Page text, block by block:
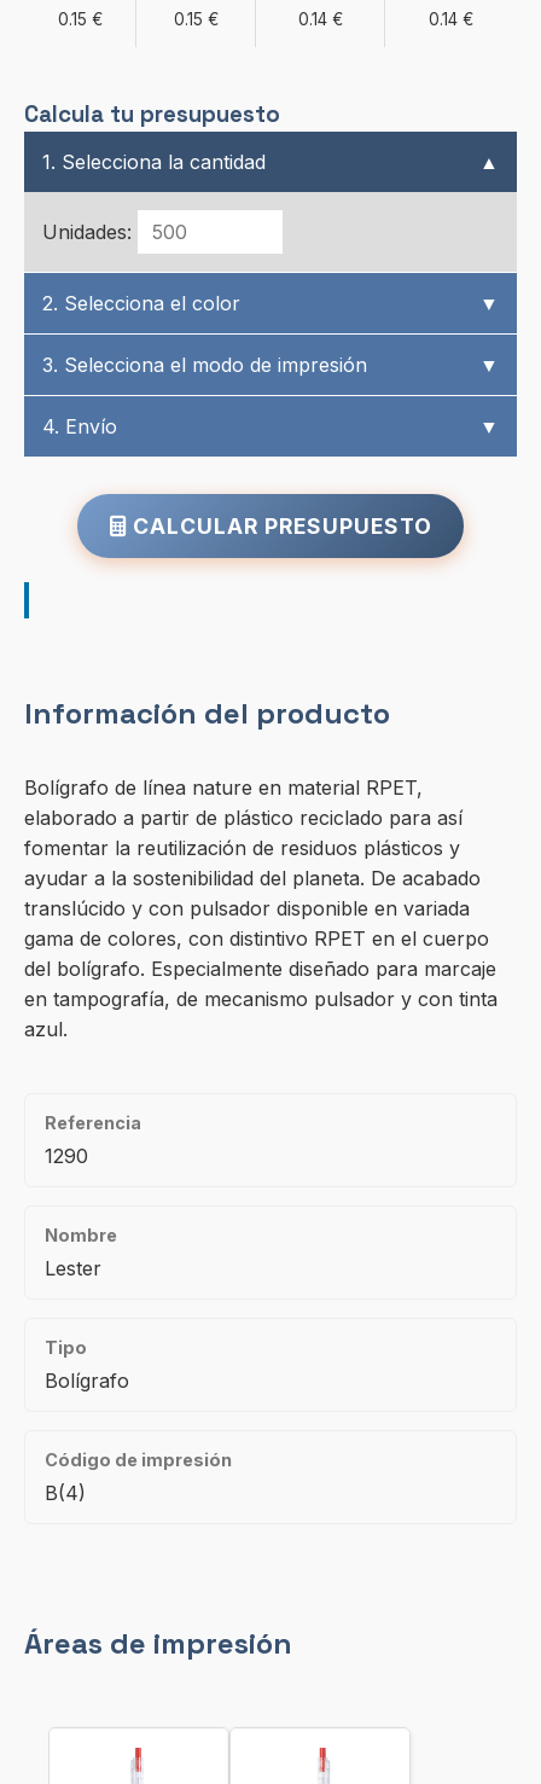
0.15 € 0.15 € 0.14 € 0.14 €
Calcula tu presupuesto
1. Selecciona la cantidad ▲
Unidades:
2. Selecciona el color ▼
3. Selecciona el modo de impresión ▼
4. Envío ▼
CALCULAR PRESUPUESTO
Información del producto
Bolígrafo de línea nature en material RPET,
elaborado a partir de plástico reciclado para así
fomentar la reutilización de residuos plásticos y
ayudar a la sostenibilidad del planeta. De acabado
translúcido y con pulsador disponible en variada
gama de colores, con distintivo RPET en el cuerpo
del bolígrafo. Especialmente diseñado para marcaje
en tampografía, de mecanismo pulsador y con tinta
azul.
Referencia
1290
Nombre
Lester
Tipo
Bolígrafo
Código de impresión
B(4)
Áreas de impresión